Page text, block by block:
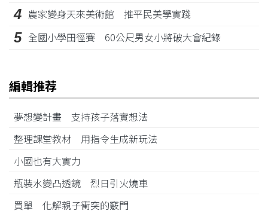
4 農家變身天來美術館 推平民美學實踐
5 全國小學田徑賽 60公尺男女小將破大會紀錄
編輯推荐
夢想變計畫 支持孩子落實想法
整理課堂教材 用指令生成新玩法
小國也有大實力
瓶裝水變凸透鏡 烈日引火燒車
買單 化解親子衝突的竅門